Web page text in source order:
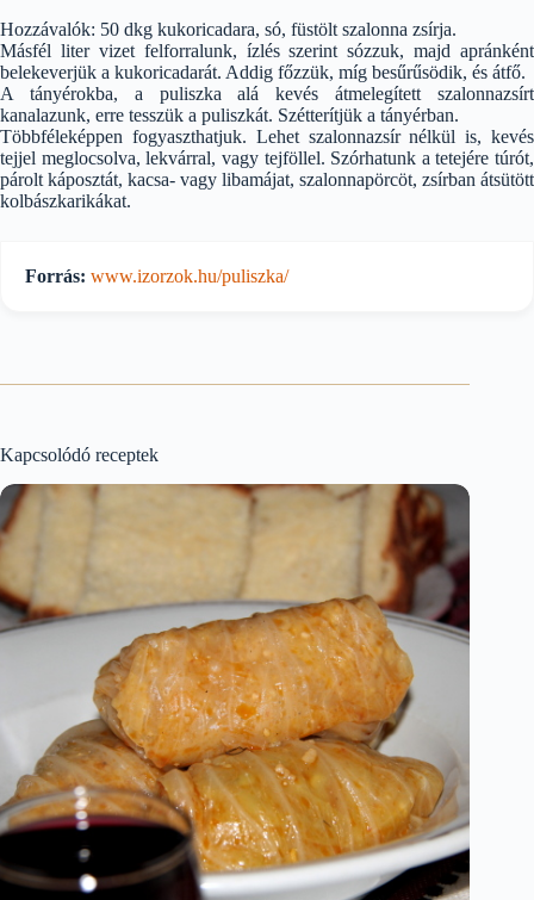
Hozzávalók: 50 dkg kukoricadara, só, füstölt szalonna zsírja.
Másfél liter vizet felforralunk, ízlés szerint sózzuk, majd apránként
belekeverjük a kukoricadarát. Addig főzzük, míg besűrűsödik, és átfő.
A tányérokba, a puliszka alá kevés átmelegített szalonnazsírt
kanalazunk, erre tesszük a puliszkát. Szétterítjük a tányérban.
Többféleképpen fogyaszthatjuk. Lehet szalonnazsír nélkül is, kevés
tejjel meglocsolva, lekvárral, vagy tejföllel. Szórhatunk a tetejére túrót,
párolt káposztát, kacsa- vagy libamájat, szalonnapörcöt, zsírban átsütött
kolbászkarikákat.
Forrás: www.izorzok.hu/puliszka/
Kapcsolódó receptek